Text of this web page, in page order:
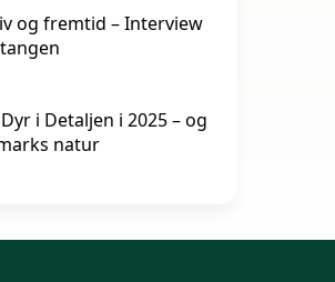
og fremtid – Interview
i Detaljen i 2025 – og
natur